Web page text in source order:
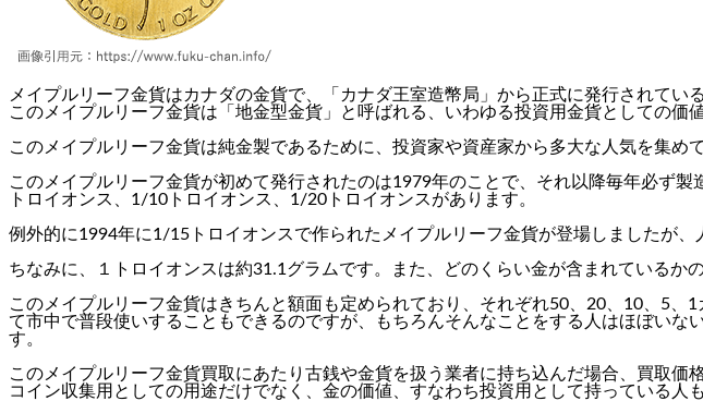
メイプルリーフ金貨はカナダの金貨で、「カナダ王室造幣局」から正式に発行されて
このメイプルリーフ金貨は「地金型金貨」と呼ばれる、いわゆる投資用金貨としての価
このメイプルリーフ金貨は純金製であるために、投資家や資産家から多大な人気を集め
このメイプルリーフ金貨が初めて発行されたのは1979年のことで、それ以降毎年必ず
トロイオンス、1/10トロイオンス、1/20トロイオンスがあります。
例外的に1994年に1/15トロイオンスで作られたメイプルリーフ金貨が登場しましたが
ちなみに、１トロイオンスは約31.1グラムです。また、どのくらい金が含まれている
このメイプルリーフ金貨はきちんと額面も定められており、それぞれ50、20、10、5
て市中で普段使いすることもできるのですが、もちろんそんなことをする人はほぼい
す。
このメイプルリーフ金貨買取にあたり古銭や金貨を扱う業者に持ち込んだ場合、買取価
コイン収集用としての用途だけでなく、金の価値、すなわち投資用として持っている人